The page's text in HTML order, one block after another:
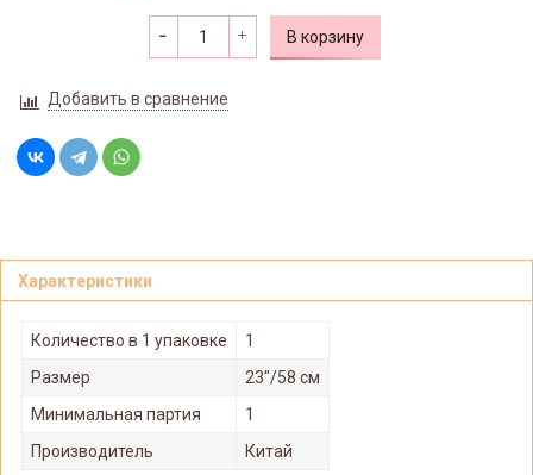
В корзину
Добавить в сравнение
Характеристики
Количество в 1 упаковке
1
Размер
23"/58 см
Минимальная партия
1
Производитель
Китай